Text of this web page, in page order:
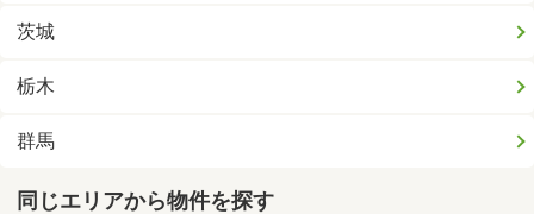
茨城
栃木
群馬
同じエリアから物件を探す